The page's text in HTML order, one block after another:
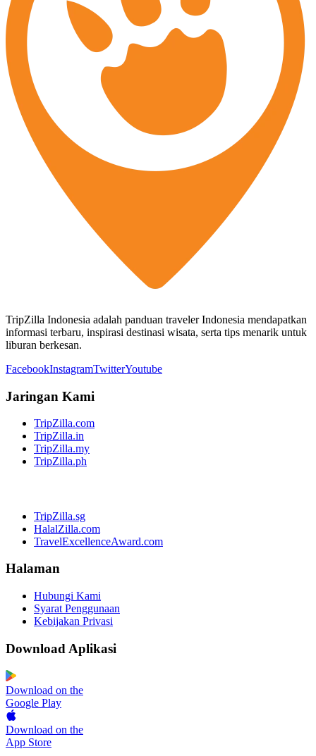
TripZilla Indonesia adalah panduan traveler Indonesia mendapatkan
informasi terbaru, inspirasi destinasi wisata, serta tips menarik untuk
liburan berkesan.
FacebookInstagramTwitterYoutube
Jaringan Kami
TripZilla.com
TripZilla.in
TripZilla.my
TripZilla.ph
TripZilla.sg
HalalZilla.com
TravelExcellenceAward.com
Halaman
Hubungi Kami
Syarat Penggunaan
Kebijakan Privasi
Download Aplikasi
Download on the
Google Play
Download on the
App Store